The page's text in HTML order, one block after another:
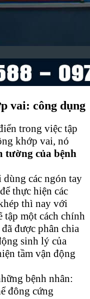
vai: công dụng
trong việc tập
khớp vai, nó
tường của bệnh
các ngón tay
thực hiện các
thì nay với
tập một cách chính
được phân chia
sinh lý của
tầm vận động
bệnh nhân:
đông cứng